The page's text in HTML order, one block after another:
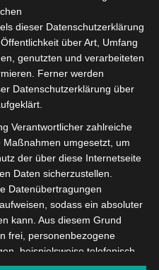
dieser Datenschutzerklärung
über Art, Umfang
genutzten und verarbeiteten
Ferner werden
Datenschutzerklärung über
Verantwortlicher zahlreiche
umgesetzt, um
der über diese Internetseite
Daten sicherzustellen.
Datenübertragungen
sodass ein absoluter
kann. Aus diesem Grund
frei, personenbezogene
beispielsweise telefonisch,